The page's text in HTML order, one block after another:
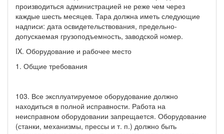
производиться администрацией не реже чем через
каждые шесть месяцев. Тара должна иметь следующие
надписи: дата освидетельствования, предельно-
допускаемая грузоподъемность, заводской номер.
IX. Оборудование и рабочее место
1. Общие требования
103. Все эксплуатируемое оборудование должно
находиться в полной исправности. Работа на
неисправном оборудовании запрещается. Оборудование
(станки, механизмы, прессы и т. п.) должно быть